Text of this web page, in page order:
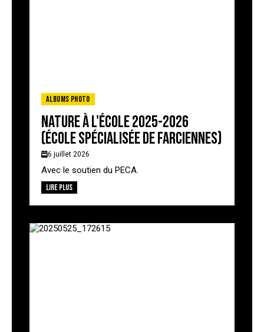
Albums photo
Nature à l'école 2025-2026
(école spécialisée de Farciennes)
6 juillet 2026
Avec le soutien du PECA.
Lire plus